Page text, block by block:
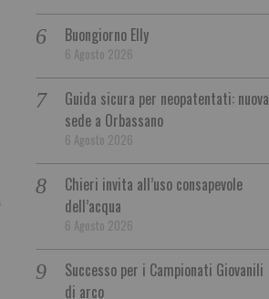
Buongiorno Elly
6 Agosto 2026
Guida sicura per neopatentati: nuova
sede a Orbassano
6 Agosto 2026
Chieri invita all’uso consapevole
dell’acqua
6 Agosto 2026
Successo per i Campionati Giovanili
di arco